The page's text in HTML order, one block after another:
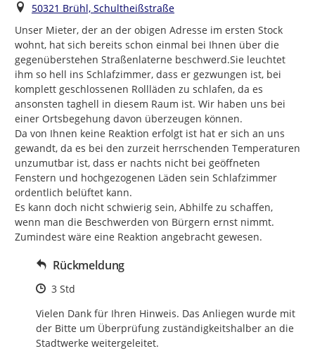
Ort
50321 Brühl, Schultheißstraße
Unser Mieter, der an der obigen Adresse im ersten Stock
wohnt, hat sich bereits schon einmal bei Ihnen über die
gegenüberstehen Straßenlaterne beschwerd.Sie leuchtet
ihm so hell ins Schlafzimmer, dass er gezwungen ist, bei
komplett geschlossenen Rollläden zu schlafen, da es
ansonsten taghell in diesem Raum ist. Wir haben uns bei
einer Ortsbegehung davon überzeugen können.
Da von Ihnen keine Reaktion erfolgt ist hat er sich an uns
gewandt, da es bei den zurzeit herrschenden Temperaturen
unzumutbar ist, dass er nachts nicht bei geöffneten
Fenstern und hochgezogenen Läden sein Schlafzimmer
ordentlich belüftet kann.
Es kann doch nicht schwierig sein, Abhilfe zu schaffen,
wenn man die Beschwerden von Bürgern ernst nimmt.
Zumindest wäre eine Reaktion angebracht gewesen.
Rückmeldung
Zeitpunkt des Erstellens
3 Std
Vielen Dank für Ihren Hinweis. Das Anliegen wurde mit
der Bitte um Überprüfung zuständigkeitshalber an die
Stadtwerke weitergeleitet.